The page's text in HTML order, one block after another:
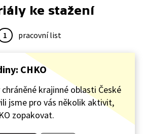
ke stažení
1 pracovní list
CHKO
krajinné oblasti České
jsme pro vás několik aktivit,
zopakovat.